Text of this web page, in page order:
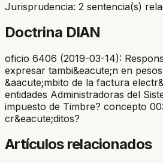
Jurisprudencia: 2 sentencia(s)
Doctrina DIAN
oficio 6406 (2019-03-14):
expresar tambi&eacute;n en
&aacute;mbito de la factura
entidades Administradoras del
impuesto de Timbre? concepto
cr&eacute;ditos?
Artículos relacionados